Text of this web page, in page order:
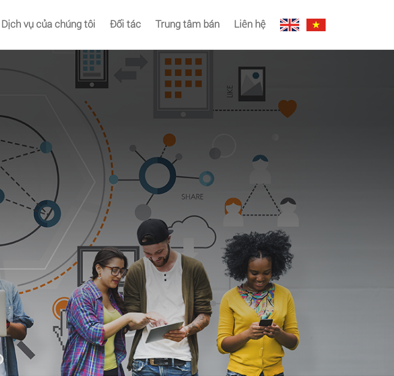
Dịch vụ của chúng tôi Đối tác Trung tâm bán Liên hệ